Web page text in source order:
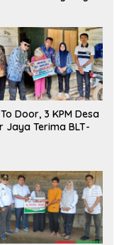
Door, 3 KPM Desa
Jaya Terima BLT-